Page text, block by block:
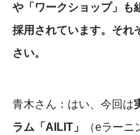
や「ワークショップ」も
採用されています。それ
さい。
青木さん：はい、今回は
ラム「AILIT」
（eラー